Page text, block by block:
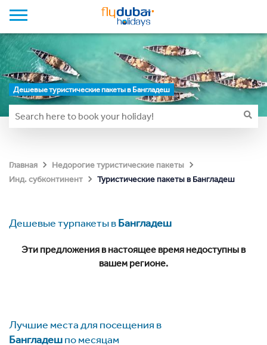
Дешевые туристические пакеты в Бангладеш
Главная
Недорогие туристические пакеты
Инд. субконтинент
Туристические пакеты в Бангладеш
Дешевые турпакеты вБангладеш
Эти предложения в настоящее время недоступны в
вашем регионе.
Лучшие места для посещения в
Бангладешпо месяцам